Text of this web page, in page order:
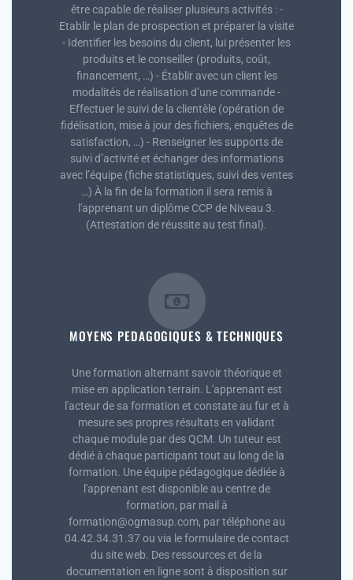
être capable de réaliser plusieurs activités : -
Etablir le plan de prospection et préparer la visite
- Identifier les besoins du client, lui présenter les
produits et le conseiller (produits, coût,
financement, …) - Établir avec un client les
modalités de réalisation d’une commande -
Effectuer le suivi de la clientèle (opération de
fidélisation, mise à jour des fichiers, enquêtes de
satisfaction, …) - Renseigner les supports de
suivi d’activité et échanger des informations
avec l’équipe (fiche statistiques, suivi des ventes
…) À la fin de la formation il sera remis à
l'apprenant un diplôme CCP de Niveau 3.
(Attestation de réussite au test final).
MOYENS PEDAGOGIQUES & TECHNIQUES
Une formation alternant savoir théorique et
mise en application terrain. L'apprenant est
l'acteur de sa formation et constate au fur et à
mesure ses propres résultats en validant
chaque module par des QCM. Un tuteur est
dédié à chaque participant tout au long de la
formation. Une équipe pédagogique dédiée à
l'apprenant est disponible au centre de
formation, par mail à
formation@ogmasup.com, par téléphone au
04.42.34.31.37 ou via le formulaire de contact
du site web. Des ressources et de la
documentation en ligne sont à disposition sur